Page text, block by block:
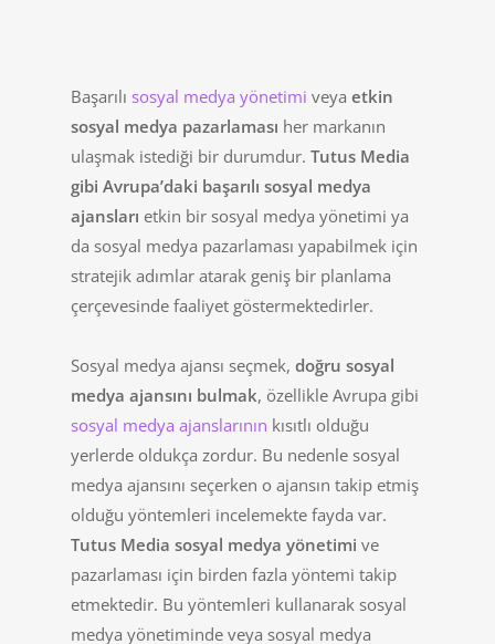
Başarılı sosyal medya yönetimi veya etkin
sosyal medya pazarlaması her markanın
ulaşmak istediği bir durumdur. Tutus Media
gibi Avrupa’daki başarılı sosyal medya
ajansları etkin bir sosyal medya yönetimi ya
da sosyal medya pazarlaması yapabilmek için
stratejik adımlar atarak geniş bir planlama
çerçevesinde faaliyet göstermektedirler.
Sosyal medya ajansı seçmek, doğru sosyal
medya ajansını bulmak, özellikle Avrupa gibi
sosyal medya ajanslarının kısıtlı olduğu
yerlerde oldukça zordur. Bu nedenle sosyal
medya ajansını seçerken o ajansın takip etmiş
olduğu yöntemleri incelemekte fayda var.
Tutus Media sosyal medya yönetimi ve
pazarlaması için birden fazla yöntemi takip
etmektedir. Bu yöntemleri kullanarak sosyal
medya yönetiminde veya sosyal medya